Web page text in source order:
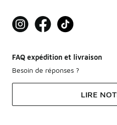
FAQ expédition et livraison
Besoin de réponses ?
LIRE